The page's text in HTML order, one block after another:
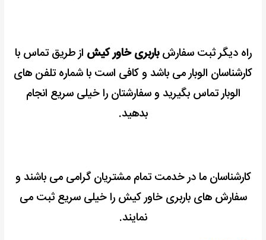
راه دیگر ثبت سفارشباربری خاور کیش از طریق تماس با
کارشناسان الوبار می باشد و کافی است با شماره تلفن های
الوبار تماس بگیرید و سفارشتان را خیلی سریع انجام
بدهید.
کارشناسان ما در خدمت تمام مشتریان گرامی می باشند و
سفارش های باربری خاور کیش را خیلی سریع ثبت می
نمایند.